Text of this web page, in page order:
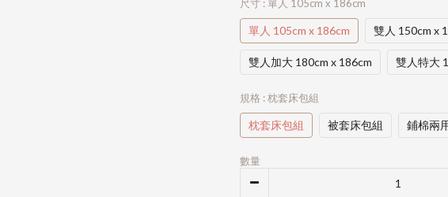
尺寸 : 單人 105cm x 186cm
單人 105cm x 186cm 雙人 150cm x
雙人加大 180cm x 186cm 雙人特大
規格 : 枕套床包組
枕套床包組 被套床包組 鋪棉兩
數量